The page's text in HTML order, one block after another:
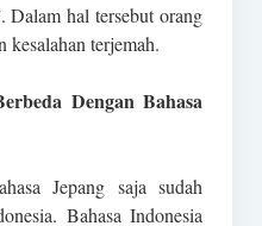
Dalam hal tersebut orang
kesalahan terjemah.
Dengan Bahasa
Jepang saja sudah
Bahasa Indonesia